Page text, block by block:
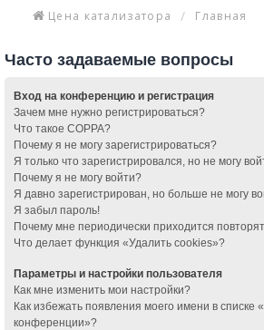
Цена катализатора Главная
Часто задаваемые вопросы
Вход на конференцию и регистрация
Зачем мне нужно регистрироваться?
Что такое COPPA?
Почему я не могу зарегистрироваться?
Я только что зарегистрировался, но не могу
Почему я не могу войти?
Я давно зарегистрирован, но больше не могу
Я забыл пароль!
Почему мне периодически приходится
Что делает функция «Удалить cookies»?
Параметры и настройки пользователя
Как мне изменить мои настройки?
Как избежать появления моего имени в списке
конференции»?